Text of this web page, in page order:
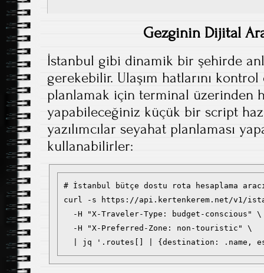
Gezginin Dijital
İstanbul gibi dinamik bir şehirde
gerekebilir. Ulaşım hatlarını
planlamak için terminal üzerinden
yapabileceğiniz küçük bir script
yazılımcılar seyahat planlaması
kullanabilirler:
# İstanbul bütçe dostu rota hesaplama
curl -s https://api.kertenkerem.net/v1/
  -H "X-Traveler-Type: budget-conscious" \
  -H "X-Preferred-Zone: non-touristic" \